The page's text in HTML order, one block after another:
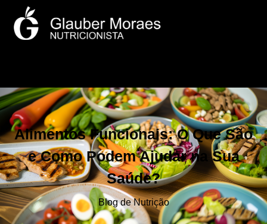
Alimentos Funcionais: O Que São
e Como Podem Ajudar na Sua
Saúde?
Blog de Nutrição